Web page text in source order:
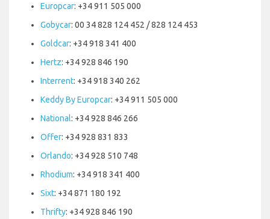
Europcar: +34 911 505 000
Gobycar: 00 34 828 124 452 / 828 124 453
Goldcar: +34 918 341 400
Hertz: +34 928 846 190
Interrent: +34 918 340 262
Keddy By Europcar: +34 911 505 000
National: +34 928 846 266
Offer: +34 928 831 833
Orlando: +34 928 510 748
Rhodium: +34 918 341 400
Sixt: +34 871 180 192
Thrifty: +34 928 846 190